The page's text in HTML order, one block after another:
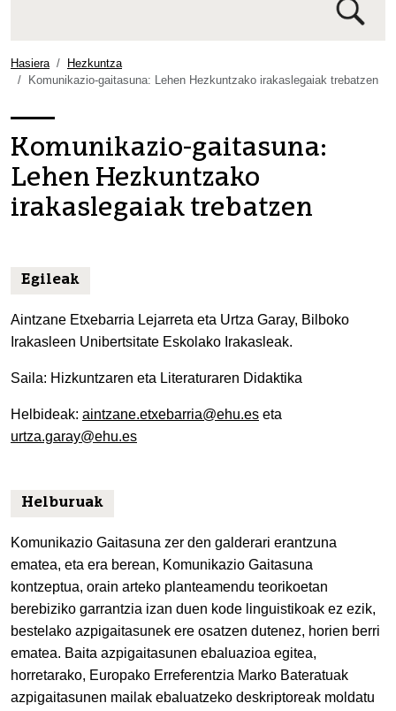
aurreratua…
Hasiera
Hezkuntza
Komunikazio-gaitasuna: Lehen Hezkuntzako irakaslegaiak trebatzen
Komunikazio-gaitasuna:
Lehen Hezkuntzako
irakaslegaiak trebatzen
Egileak
Aintzane Etxebarria Lejarreta eta Urtza Garay, Bilboko
Irakasleen Unibertsitate Eskolako Irakasleak.
Saila: Hizkuntzaren eta Literaturaren Didaktika
Helbideak: aintzane.etxebarria@ehu.es eta
urtza.garay@ehu.es
Helburuak
Komunikazio Gaitasuna zer den galderari erantzuna
ematea, eta era berean, Komunikazio Gaitasuna
kontzeptua, orain arteko planteamendu teorikoetan
berebiziko garrantzia izan duen kode linguistikoak ez ezik,
bestelako azpigaitasunek ere osatzen dutenez, horien berri
ematea. Baita azpigaitasunen ebaluazioa egitea,
horretarako, Europako Erreferentzia Marko Bateratuak
azpigaitasunen mailak ebaluatzeko deskriptoreak moldatu